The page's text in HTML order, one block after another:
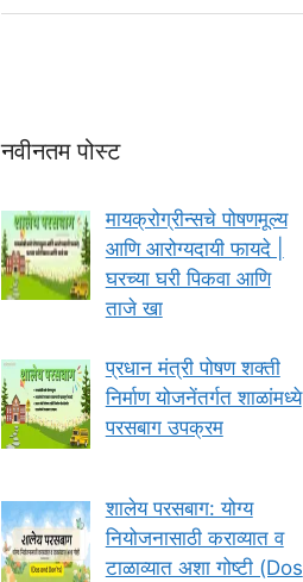
नवीनतम पोस्ट
मायक्रोग्रीन्सचे पोषणमूल्य
आणि आरोग्यदायी फायदे |
घरच्या घरी पिकवा आणि
ताजे खा
प्रधान मंत्री पोषण शक्ती
निर्माण योजनेंतर्गत शाळांमध्ये
परसबाग उपक्रम
शालेय परसबाग: योग्य
नियोजनासाठी कराव्यात व
टाळाव्यात अशा गोष्टी (Dos